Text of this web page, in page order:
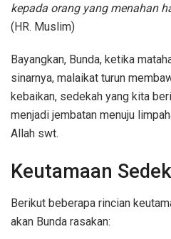
kepada orang yang menahan
(HR. Muslim)
Bayangkan, Bunda, ketika
sinarnya, malaikat turun
kebaikan, sedekah yang kita
menjadi jembatan menuju
Allah swt.
Keutamaan
Berikut beberapa rincian
akan Bunda rasakan: